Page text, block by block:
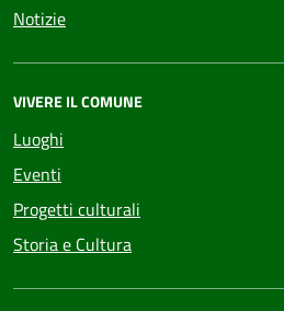
Notizie
VIVERE IL COMUNE
Luoghi
Eventi
Progetti culturali
Storia e Cultura